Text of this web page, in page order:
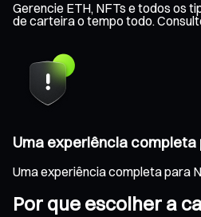
Gerencie ETH, NFTs e todos os
de carteira o tempo todo.
Uma experiência completa
Uma experiência completa para
Por que escolher a